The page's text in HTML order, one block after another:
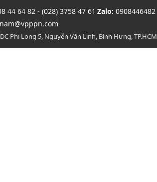
44 64 82 - (028) 3758 47 61 Zalo: 0908446482
Phi Long 5, Nguyễn Văn Linh, Bình Hưng, TP.HCM